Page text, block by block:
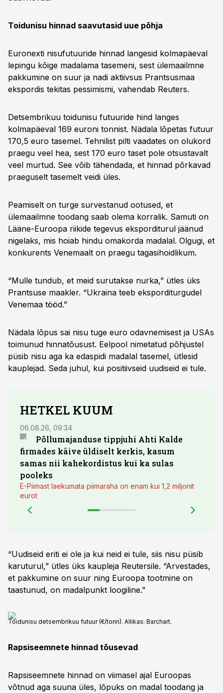
Toidunisu hinnad saavutasid uue põhja
Euronexti nisufutuuride hinnad langesid kolmapäeval
lepingu kõige madalama tasemeni, sest ülemaailmne
pakkumine on suur ja nadi aktiivsus Prantsusmaa
ekspordis tekitas pessimismi, vahendab Reuters.
Detsembrikuu toidunisu futuuride hind langes
kolmapäeval 169 euroni tonnist. Nädala lõpetas futuur
170,5 euro tasemel. Tehnilist pilti vaadates on olukord
praegu veel hea, sest 170 euro taset pole otsustavalt
veel murtud. See võib tähendada, et hinnad põrkavad
praeguselt tasemelt veidi üles.
Peamiselt on turge survestanud ootused, et
ülemaailmne toodang saab olema korralik. Samuti on
Lääne-Euroopa riikide tegevus eksporditurul jäänud
nigelaks, mis hoiab hindu omakorda madalal. Olgugi, et
konkurents Venemaalt on praegu tagasihoidlikum.
“Mulle tundub, et meid surutakse nurka,” ütles üks
Prantsuse maakler. “Ukraina teeb eksporditurgudel
Venemaa tööd.”
Nädala lõpus sai nisu tuge euro odavnemisest ja USAs
toimunud hinnatõusust. Eelpool nimetatud põhjustel
püsib nisu aga ka edaspidi madalal tasemel, ütlesid
kauplejad. Seda juhul, kui positiivseid uudiseid ei tule.
HETKEL KUUM
06.08.26, 09:34
Põllumajanduse tippjuhi Ahti Kalde
firmades käive üldiselt kerkis, kasum
samas nii kahekordistus kui ka sulas
pooleks
E-Piimast laekumata piimaraha on enam kui 1,2 miljonit
eurot
“Uudiseid eriti ei ole ja kui neid ei tule, siis nisu püsib
karuturul,” ütles üks kaupleja Reutersile. “Arvestades,
et pakkumine on suur ning Euroopa tootmine on
taastunud, on madalpunkt loogiline.”
Toidunisu detsembrikuu futuur (€/tonn). Allikas: Barchart.
Rapsiseemnete hinnad tõusevad
Rapsiseemnete hinnad on viimasel ajal Euroopas
võtnud aga suuna üles, lõpuks on madal toodang ja